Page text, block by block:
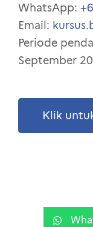
WhatsApp:
Email:
Periode
September
Klik